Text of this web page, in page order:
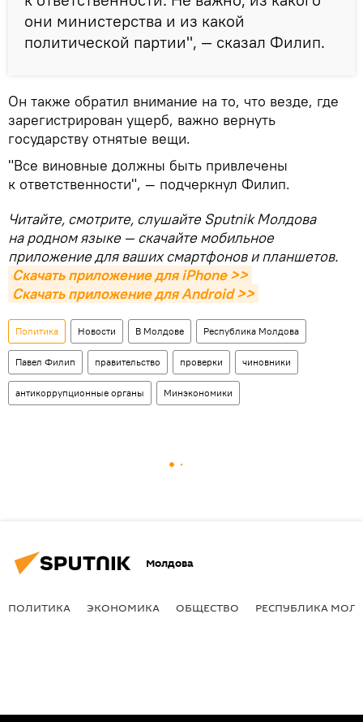
они министерства и из какой
политической партии", — сказал Филип.
Он также обратил внимание на то, что везде, где
зарегистрирован ущерб, важно вернуть
государству отнятые вещи.
"Все виновные должны быть привлечены
к ответственности", — подчеркнул Филип.
Читайте, смотрите, слушайте Sputnik Молдова
на родном языке — скачайте мобильное
приложение для ваших смартфонов и планшетов.
Скачать приложение для iPhone >>
Скачать приложение для Android >>
Политика Новости В Молдове Республика Молдова
Павел Филип правительство проверки чиновники
антикоррупционные органы Минэкономики
Молдова
ПОЛИТИКА ЭКОНОМИКА ОБЩЕСТВО РЕСПУБЛИКА